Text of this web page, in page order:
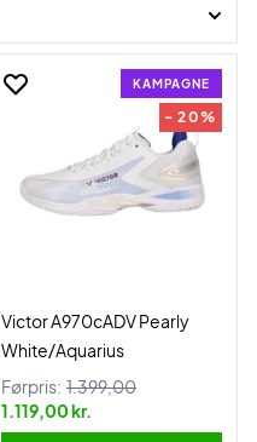
KAMPAGNE
- 20%
Victor A970cADV Pearly
White/Aquarius
Førpris: 1.399,00
1.119,00 kr.